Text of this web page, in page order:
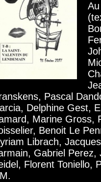
Pascal
Delphine Gest,
Marine Gross,
Benoit Le
Librach,
Gabriel Perez,
Florent Toniello,